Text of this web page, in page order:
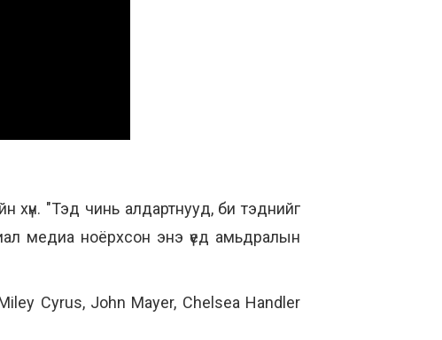
хүн. "Тэд чинь алдартнууд, би тэднийг
медиа ноёрхсон энэ үед амьдралын
Cyrus, John Mayer, Chelsea Handler